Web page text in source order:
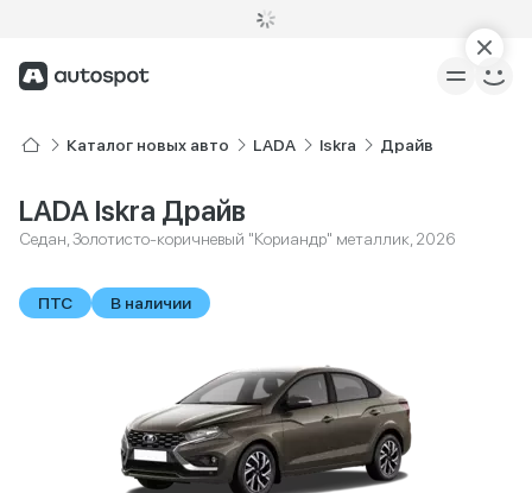
Каталог новых авто LADA Iskra Драйв
LADA Iskra Драйв
Седан, Золотисто-коричневый "Кориандр" металлик, 2026
ПТС В наличии